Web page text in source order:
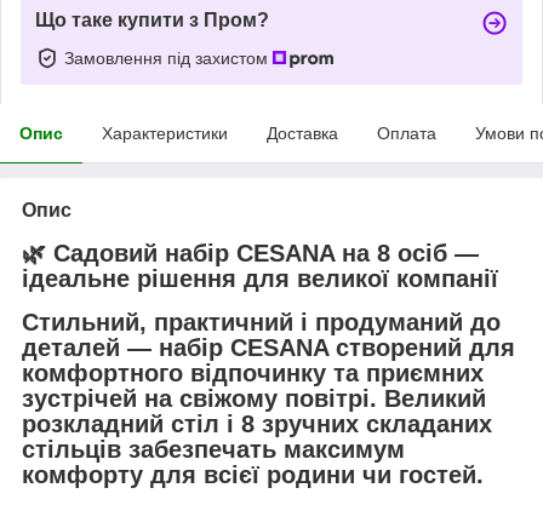
Що таке купити з Пром?
Замовлення під захистом
Опис Характеристики Доставка Оплата Умови
Опис
🌿 Садовий набір CESANA на 8 осіб —
ідеальне рішення для великої компанії
Стильний, практичний і продуманий до
деталей — набір CESANA створений для
комфортного відпочинку та приємних
зустрічей на свіжому повітрі. Великий
розкладний стіл і 8 зручних складаних
стільців забезпечать максимум
комфорту для всієї родини чи гостей.